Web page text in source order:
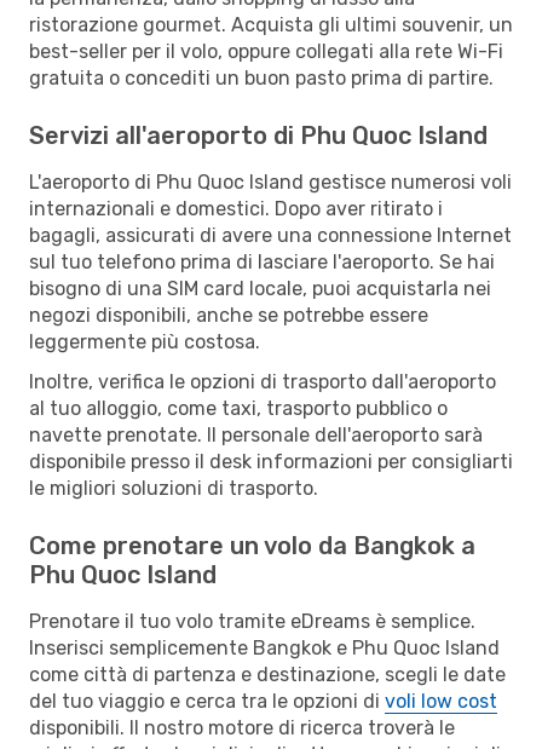
ristorazione gourmet. Acquista gli ultimi souvenir, un
best-seller per il volo, oppure collegati alla rete Wi-Fi
gratuita o concediti un buon pasto prima di partire.
Servizi all'aeroporto di Phu Quoc Island
L'aeroporto di Phu Quoc Island gestisce numerosi voli
internazionali e domestici. Dopo aver ritirato i
bagagli, assicurati di avere una connessione Internet
sul tuo telefono prima di lasciare l'aeroporto. Se hai
bisogno di una SIM card locale, puoi acquistarla nei
negozi disponibili, anche se potrebbe essere
leggermente più costosa.
Inoltre, verifica le opzioni di trasporto dall'aeroporto
al tuo alloggio, come taxi, trasporto pubblico o
navette prenotate. Il personale dell'aeroporto sarà
disponibile presso il desk informazioni per consigliarti
le migliori soluzioni di trasporto.
Come prenotare un volo da Bangkok a
Phu Quoc Island
Prenotare il tuo volo tramite eDreams è semplice.
Inserisci semplicemente Bangkok e Phu Quoc Island
come città di partenza e destinazione, scegli le date
del tuo viaggio e cerca tra le opzioni di voli low cost
disponibili. Il nostro motore di ricerca troverà le